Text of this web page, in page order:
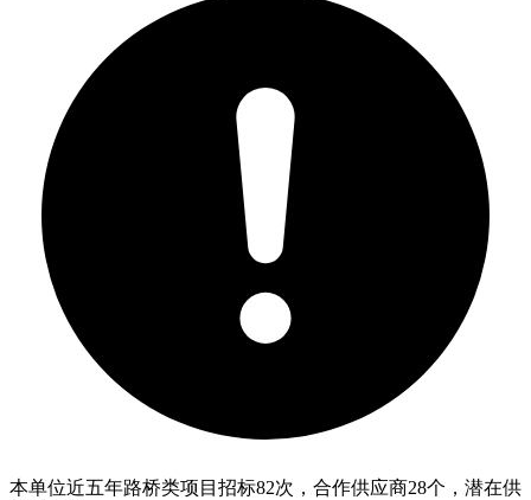
本单位近五年路桥类项目招标82次，合作供应商28个，潜在供